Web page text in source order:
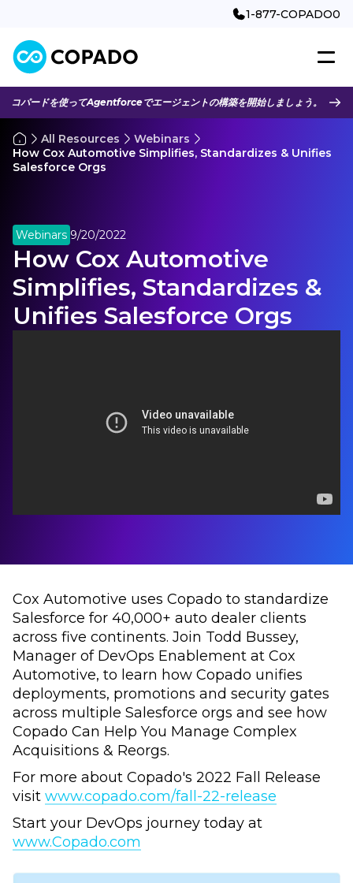
1-877-COPADO0
コパードを使ってAgentforceでエージェントの構築を開始しましょう。
All Resources
Webinars
How Cox Automotive Simplifies, Standardizes & Unifies
Salesforce Orgs
Webinars 9/20/2022
How Cox Automotive
Simplifies, Standardizes &
Unifies Salesforce Orgs
Cox Automotive uses Copado to standardize
Salesforce for 40,000+ auto dealer clients
across five continents. Join Todd Bussey,
Manager of DevOps Enablement at Cox
Automotive, to learn how Copado unifies
deployments, promotions and security gates
across multiple Salesforce orgs and see how
Copado Can Help You Manage Complex
Acquisitions & Reorgs.
For more about Copado's 2022 Fall Release
visit www.copado.com/fall-22-release
Start your DevOps journey today at
www.Copado.com